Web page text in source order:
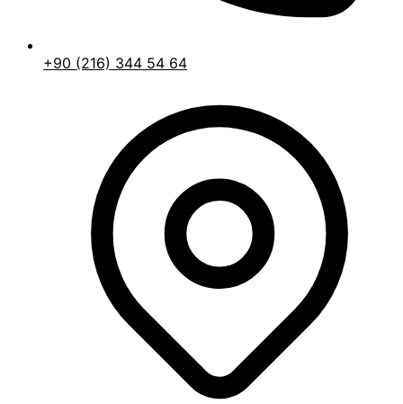
+90 (216) 344 54 64